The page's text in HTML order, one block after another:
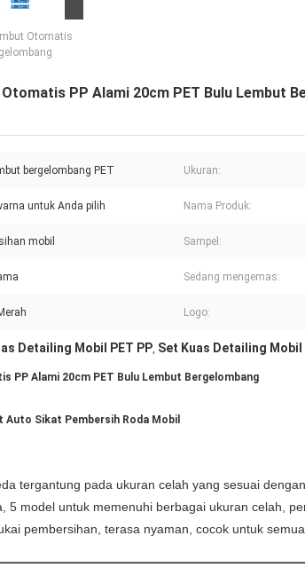
Otomatis
PP Alami 20cm PET Bulu Lembut
bergelombang PET Ukuran:
untuk Anda pilih Nama Produk:
mobil Sampel:
Sedang mengemas:
Logo:
Detailing Mobil PET PP, Set Kuas Detailing Mobil
PP Alami 20cm PET Bulu Lembut Bergelombang
Auto Sikat Pembersih Roda Mobil
tergantung pada ukuran celah yang sesuai
5 model untuk memenuhi berbagai ukuran celah,
pembersihan, terasa nyaman, cocok untuk